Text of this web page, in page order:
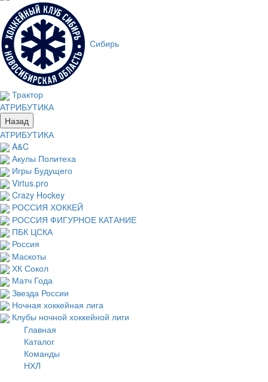
Сибирь
Трактор
АТРИБУТИКА
Назад
АТРИБУТИКА
A&C
Акулы Политеха
Игры Будущего
Virtus.pro
Crazy Hockey
РОССИЯ ХОККЕЙ
РОССИЯ ФИГУРНОЕ КАТАНИЕ
ПБК ЦСКА
Россия
Маскоты
ХК Сокол
Матч Года
Звезда России
Ночная хоккейная лига
Клубы ночной хоккейной лиги
Главная
Каталог
Команды
НХЛ